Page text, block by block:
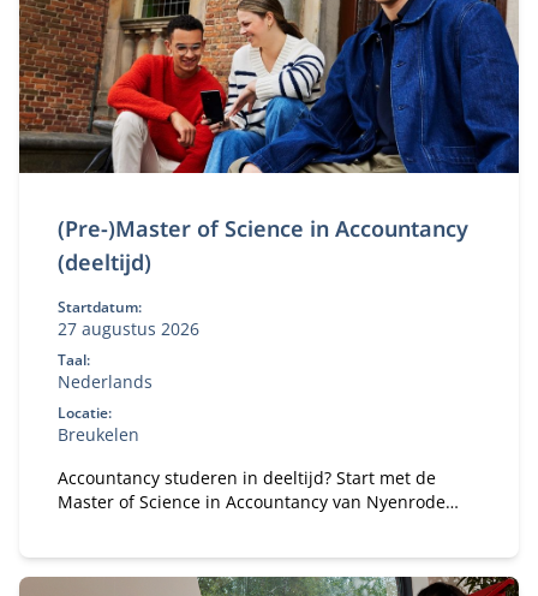
(Pre-)Master of Science in Accountancy
(deeltijd)
Startdatum:
27 augustus 2026
Taal:
Nederlands
Locatie:
Breukelen
Accountancy studeren in deeltijd? Start met de
Master of Science in Accountancy van Nyenrode